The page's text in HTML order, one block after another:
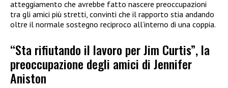
atteggiamento che avrebbe fatto nascere preoccupazioni
tra gli amici più stretti, convinti che il rapporto stia andando
oltre il normale sostegno reciproco all’interno di una coppia.
“Sta rifiutando il lavoro per Jim Curtis”, la
preoccupazione degli amici di Jennifer
Aniston